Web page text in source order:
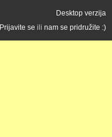
Desktop verzija
Prijavite se ili nam se pridružite :)